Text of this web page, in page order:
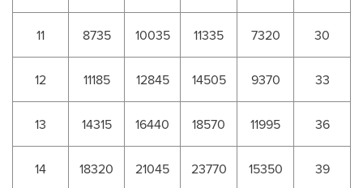
11 8735 10035 11335 7320 30
12 11185 12845 14505 9370 33
13 14315 16440 18570 11995 36
14 18320 21045 23770 15350 39